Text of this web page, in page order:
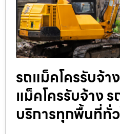
รถแม็คโครรับจ้า
แม็คโครรับจ้าง ร
บริการทุกพื้นที่ทั่